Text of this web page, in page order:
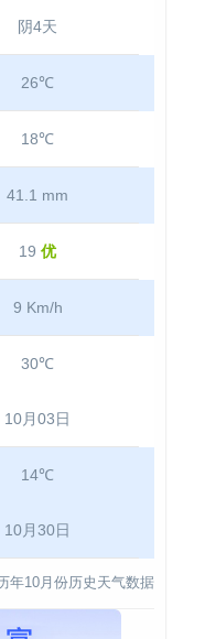
阴4天
26℃
18℃
41.1 mm
19优
9 Km/h
30℃
10月03日
14℃
10月30日
年10月份历史天气数据